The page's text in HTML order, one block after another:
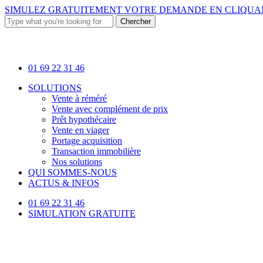
Skip
to
main
SIMULEZ GRATUITEMENT VOTRE DEMANDE EN
Chercher
01 69 22 31 46
Menu
SOLUTIONS
Vente à réméré
Vente avec complément de prix
Prêt hypothécaire
Vente en viager
Portage acquisition
Transaction immobilière
Nos solutions
QUI SOMMES-NOUS
ACTUS & INFOS
01 69 22 31 46
SIMULATION GRATUITE